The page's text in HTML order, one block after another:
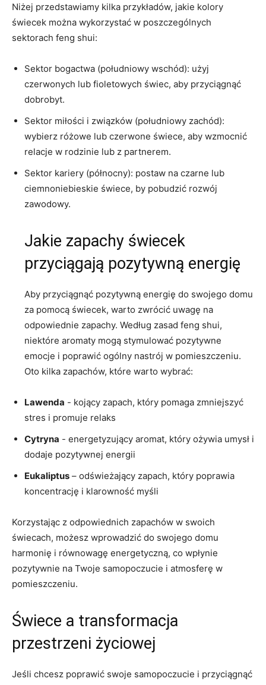
Niżej przedstawiamy kilka przykładów, jakie kolory
świecek można wykorzystać w poszczególnych
sektorach feng shui:
Sektor bogactwa (południowy ‍wschód): użyj
czerwonych lub​ fioletowych świec, aby przyciągnąć
dobrobyt.
Sektor ⁤miłości i⁤ związków (południowy ⁣zachód):
wybierz różowe lub czerwone ‍świece,⁣ aby wzmocnić⁣
relacje w rodzinie lub z partnerem.
Sektor kariery (północny): postaw ⁤na czarne lub
ciemnoniebieskie świece, by pobudzić rozwój
zawodowy.
Jakie zapachy świecek
przyciągają⁣ pozytywną energię
Aby przyciągnąć pozytywną energię ‌do ‍swojego‍ domu
‍za ​pomocą świecek, warto zwrócić⁣ uwagę na
odpowiednie zapachy. Według zasad feng shui,
niektóre aromaty mogą stymulować pozytywne
emocje⁢ i poprawić ogólny nastrój w pomieszczeniu.
Oto kilka zapachów, które​ warto wybrać:
Lawenda -⁢ kojący ​zapach, który‌ pomaga zmniejszyć
stres i promuje relaks
Cytryna -‌ energetyzujący aromat, który ożywia umysł⁢ i
dodaje pozytywnej⁣ energii
Eukaliptus – odświeżający ⁤zapach, który poprawia
koncentrację ⁢i klarowność myśli
Korzystając z odpowiednich zapachów ⁣w swoich
świecach, możesz wprowadzić do swojego domu
harmonię i równowagę energetyczną, co wpłynie
pozytywnie ‌na Twoje samopoczucie i atmosferę w
⁢pomieszczeniu.
Świece‍ a transformacja
przestrzeni życiowej
Jeśli chcesz poprawić swoje samopoczucie ‌i⁢ przyciągnąć